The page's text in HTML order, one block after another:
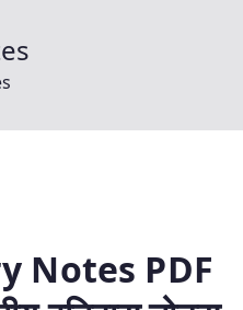
Notes PDF